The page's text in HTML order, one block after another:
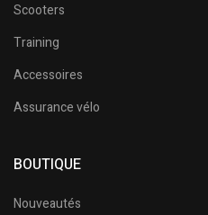
Scooters
Training
Accessoires
Assurance vélo
BOUTIQUE
Nouveautés